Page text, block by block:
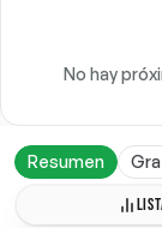
No hay
Resumen